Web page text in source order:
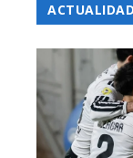
ACTUALIDAD